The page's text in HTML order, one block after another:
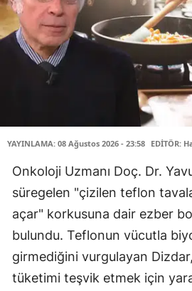
YAYINLAMA: 08 Ağustos 2026 - 23:58 EDİTÖR:
Onkoloji Uzmanı Doç. Dr.
süregelen "çizilen teflon
açar" korkusuna dair ezber
bulundu. Teflonun vücutla
girmediğini vurgulayan
tüketimi teşvik etmek için